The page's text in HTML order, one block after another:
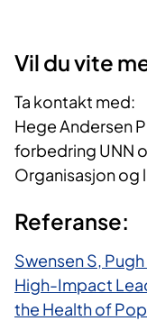
Vil du vite
Ta kontakt med:
Hege Andersen
forbedring UNN
Organisasjon og
Referanse:
Swensen S,
High-Impact
the Health of